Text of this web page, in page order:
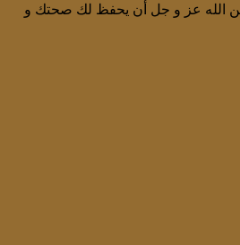
من الله عز و جل أن يحفظ لك صحتك و